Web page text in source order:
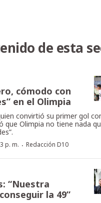
de esta
cómodo con
en el Olimpia
convirtió su primer gol
que Olimpia no tiene nada
p. m. · Redacción D10
“Nuestra
la 49”